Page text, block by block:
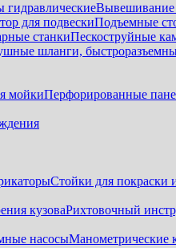
гидравлическиеВывешивание
для подвескиПодъемные
станкиПескоструйные
шланги,
мойкиПерфорированные
Стойки для покраски
кузоваРихтовочный
насосыМанометрические